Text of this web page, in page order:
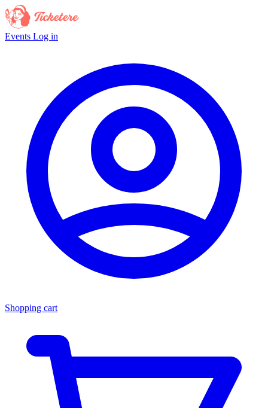
Events Log in
Shopping cart